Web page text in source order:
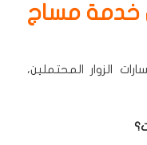
خدمة مساج
الزوار المحتملين،